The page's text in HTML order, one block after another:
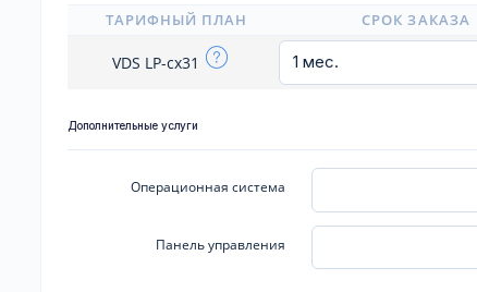
ТАРИФНЫЙ ПЛАН СРОК ЗАКАЗА
VDS LP-cx31
Дополнительные услуги
Операционная система
Панель управления